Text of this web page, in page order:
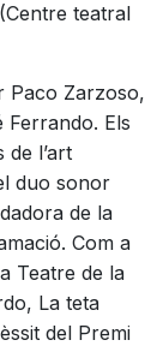
teatral
Paco Zarzoso,
Ferrando. Els
de l’art
duo sonor
de la
Com a
Teatre de la
La teta
del Premi